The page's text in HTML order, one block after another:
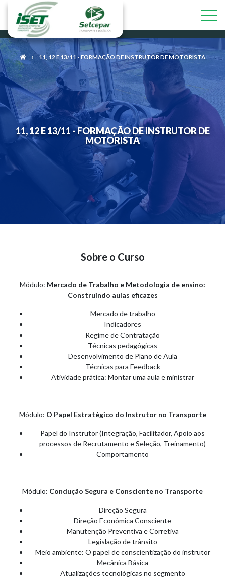
11, 12 E 13/11 - FORMAÇÃO DE INSTRUTOR DE MOTORISTA
11, 12 E 13/11 - FORMAÇÃO DE INSTRUTOR DE
MOTORISTA
Sobre o Curso
Módulo: Mercado de Trabalho e Metodologia de ensino:
Construindo aulas eficazes
Mercado de trabalho
Indicadores
Regime de Contratação
Técnicas pedagógicas
Desenvolvimento de Plano de Aula
Técnicas para Feedback
Atividade prática: Montar uma aula e ministrar
Módulo: O Papel Estratégico do Instrutor no Transporte
Papel do Instrutor (Integração, Facilitador, Apoio aos
processos de Recrutamento e Seleção, Treinamento)
Comportamento
Módulo: Condução Segura e Consciente no Transporte
Direção Segura
Direção Econômica Consciente
Manutenção Preventiva e Corretiva
Legislação de trânsito
Meio ambiente: O papel de conscientização do instrutor
Mecânica Básica
Atualizações tecnológicas no segmento